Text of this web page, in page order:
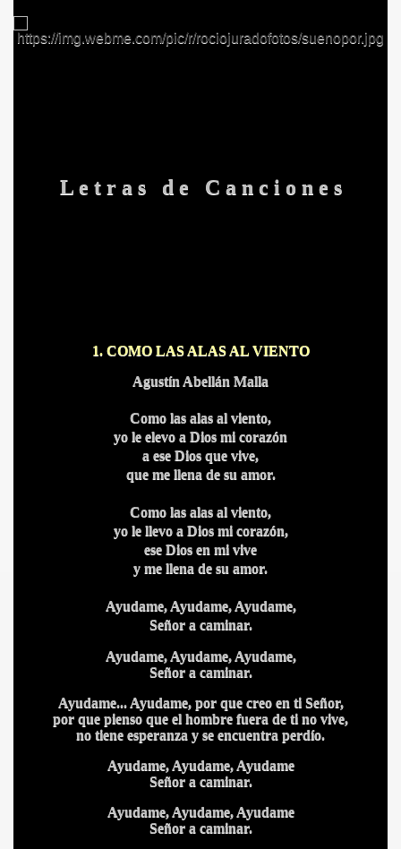
L e t r a s d e C a n c i o n e s
1. COMO LAS ALAS AL VIENTO
Agustín Abellán Malla
Como las alas al viento,
yo le elevo a Dios mi corazón
a ese Dios que vive,
que me llena de su amor.
Como las alas al viento,
yo le llevo a Dios mi corazón,
ese Dios en mi vive
y me llena de su amor.
Ayudame, Ayudame, Ayudame,
Señor a caminar.
Ayudame, Ayudame, Ayudame,
Señor a caminar.
Ayudame... Ayudame, por que creo en ti Señor,
por que pienso que el hombre fuera de ti no vive,
no tiene esperanza y se encuentra perdío.
Ayudame, Ayudame, Ayudame
Señor a caminar.
Ayudame, Ayudame, Ayudame
Señor a caminar.